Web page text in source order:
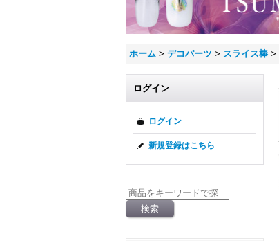
ホーム > デコパーツ > スライス棒 >
ログイン
ログイン
新規登録はこちら